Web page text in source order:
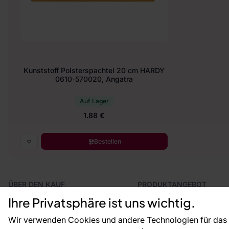
Ihre Privatsphäre ist uns wichtig.
Wir verwenden Cookies und andere Technologien für
Kunststoff Polsterspachtel 20 cm HARDY
0610-570020, Angatra
Auf Lager
1.88 €
Bestellen
ÜBER DEN KAUF
Versand und Bezahlung
Vertragsrücktritt
PRODUKTANGEBOT
Fototapeten
Leiste
Dekoration